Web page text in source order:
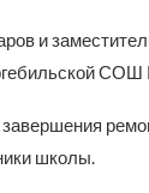
и
школы.